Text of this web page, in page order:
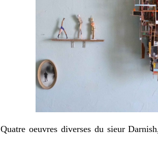
Quatre oeuvres diverses du sieur